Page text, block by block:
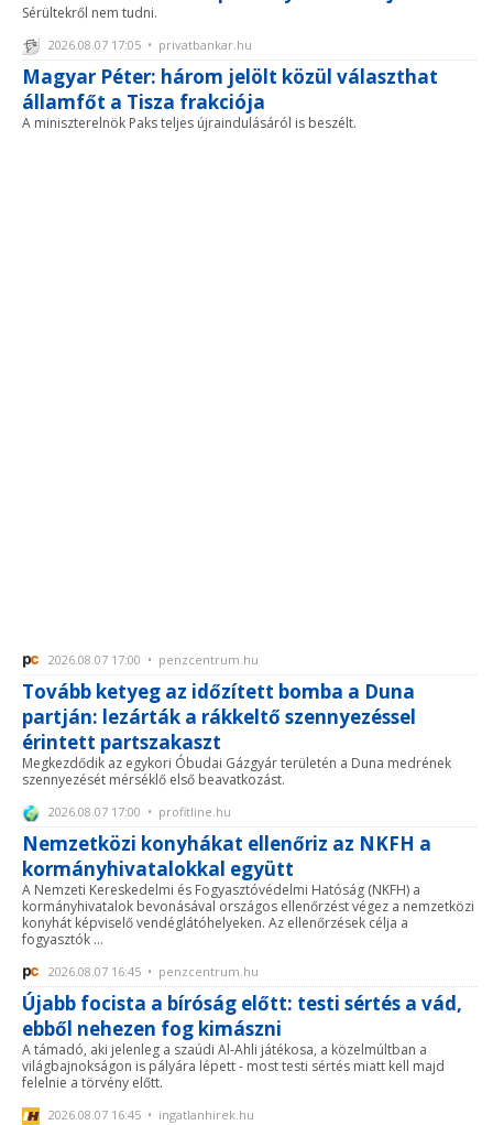
Sérültekről nem tudni.
2026.08.07 17:05 • privatbankar.hu
Magyar Péter: három jelölt közül választhat
államfőt a Tisza frakciója
A miniszterelnök Paks teljes újraindulásáról is beszélt.
2026.08.07 17:00 • penzcentrum.hu
Tovább ketyeg az időzített bomba a Duna
partján: lezárták a rákkeltő szennyezéssel
érintett partszakaszt
Megkezdődik az egykori Óbudai Gázgyár területén a Duna medrének
szennyezését mérséklő első beavatkozást.
2026.08.07 17:00 • profitline.hu
Nemzetközi konyhákat ellenőriz az NKFH a
kormányhivatalokkal együtt
A Nemzeti Kereskedelmi és Fogyasztóvédelmi Hatóság (NKFH) a
kormányhivatalok bevonásával országos ellenőrzést végez a nemzetközi
konyhát képviselő vendéglátóhelyeken. Az ellenőrzések célja a
fogyasztók ...
2026.08.07 16:45 • penzcentrum.hu
Újabb focista a bíróság előtt: testi sértés a vád,
ebből nehezen fog kimászni
A támadó, aki jelenleg a szaúdi Al-Ahli játékosa, a közelmúltban a
világbajnokságon is pályára lépett - most testi sértés miatt kell majd
felelnie a törvény előtt.
2026.08.07 16:45 • ingatlanhirek.hu